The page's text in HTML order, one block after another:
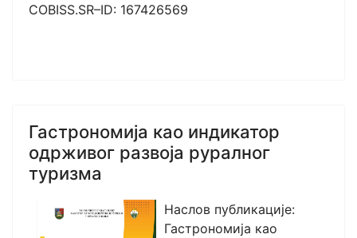
COBISS.SR–ID: 167426569
Гастрономија као индикатор
одрживог развоја руралног
туризма
Наслов публикације:
Гастрономија као